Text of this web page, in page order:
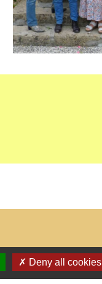
Deny all cookies